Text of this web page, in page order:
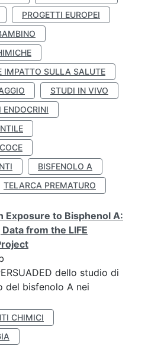
PROGETTI EUROPEI
IMPATTO SULLA SALUTE
STUDI IN VIVO
ENDOCRINI
BISFENOLO A
TELARCA PREMATURO
Exposure to Bisphenol A:
from the LIFE
dello studio di
del bisfenolo A nei
CHIMICI